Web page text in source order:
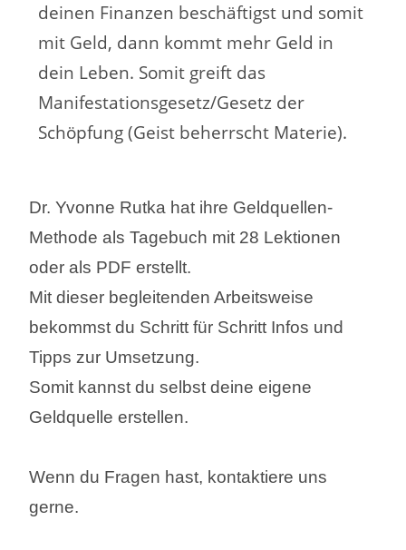
deinen Finanzen beschäftigst und somit
mit Geld, dann kommt mehr Geld in
dein Leben. Somit greift das
Manifestationsgesetz/Gesetz der
Schöpfung (Geist beherrscht Materie).
Dr. Yvonne Rutka hat ihre Geldquellen-
Methode als Tagebuch mit 28 Lektionen
oder als PDF erstellt.
Mit dieser begleitenden Arbeitsweise
bekommst du Schritt für Schritt Infos und
Tipps zur Umsetzung.
Somit kannst du selbst deine eigene
Geldquelle erstellen.
Wenn du Fragen hast, kontaktiere uns
gerne.